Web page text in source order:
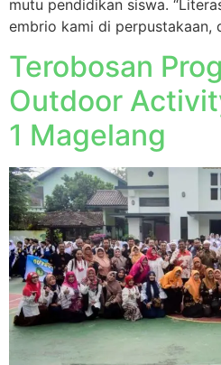
mutu pendidikan siswa.
embrio kami di perpustakaan,
Terobosan
Outdoor
1 Magelang